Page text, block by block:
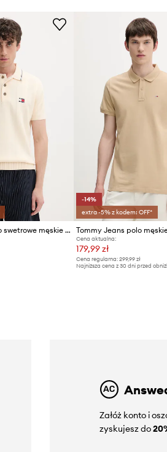
Tommy Jeans polo swetrowe męskie bawełniane
-14%
extra -5% z kodem: OFF*
Cena aktualna:
179,99 zł
Cena regularna: 299,99 zł
Najniższa cena z 30 dni przed
Załóż konto i
zyskujesz do